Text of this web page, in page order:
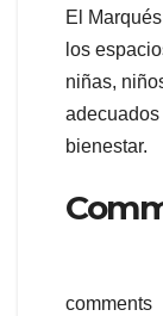
El
los
niñas,
bienestar.
comments